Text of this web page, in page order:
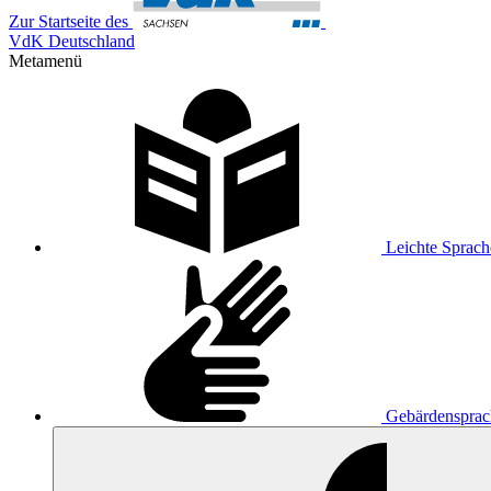
Zur Startseite des
VdK Deutschland
Metamenü
Leichte